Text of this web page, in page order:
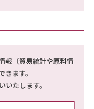
報（貿易統計や原料情
ます。
いたします。